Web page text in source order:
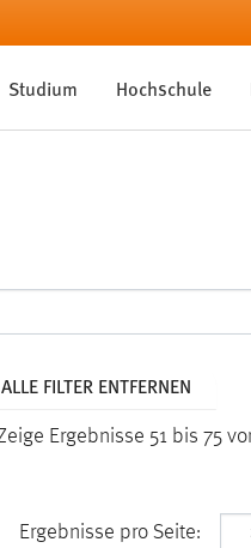
Studium Hochschule
ALLE FILTER ENTFERNEN
Ergebnisse 51 bis 75
Ergebnisse pro Seite: